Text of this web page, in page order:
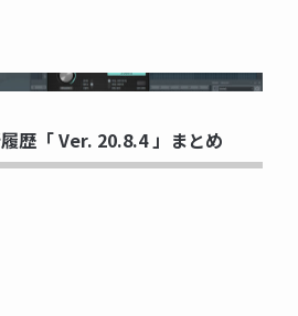
NOW PRINTING...
歴「 Ver. 20.8.4 」まとめ